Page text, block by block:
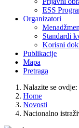
ESS
Organizatori
Standardi
Korisni
Publikacije
Mapa
Pretraga
Nalazite se ovdje:
Home
Novosti
Nacionalno